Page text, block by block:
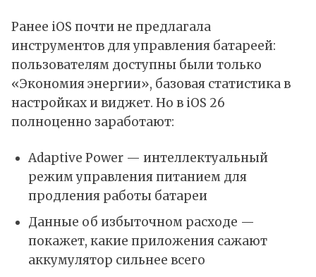
Ранее iOS почти не предлагала
инструментов для управления батареей:
пользователям доступны были только
«Экономия энергии», базовая статистика в
настройках и виджет. Но в iOS 26
полноценно заработают:
Adaptive Power — интеллектуальный
режим управления питанием для
продления работы батареи
Данные об избыточном расходе —
покажет, какие приложения сажают
аккумулятор сильнее всего